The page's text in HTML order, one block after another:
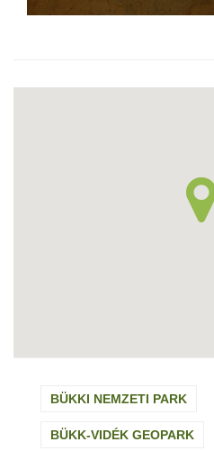
BÜKKI NEMZETI PARK
BÜKK-VIDÉK GEOPARK